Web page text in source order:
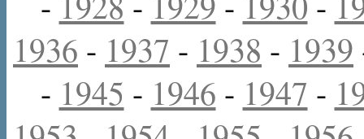
1936 - 1937 - 1938 - 1939
- 1945 - 1946 - 1947 -